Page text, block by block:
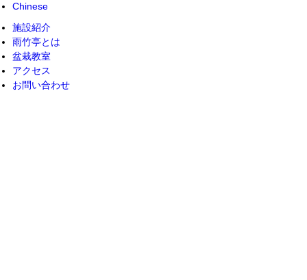
Chinese
施設紹介
雨竹亭とは
盆栽教室
アクセス
お問い合わせ